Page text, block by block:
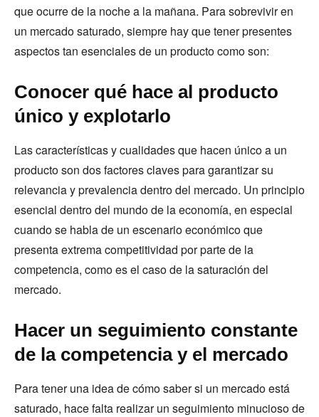
que ocurre de la noche a la mañana. Para sobrevivir en
un mercado saturado, siempre hay que tener presentes
aspectos tan esenciales de un producto como son:
Conocer qué hace al producto
único y explotarlo
Las características y cualidades que hacen único a un
producto son dos factores claves para garantizar su
relevancia y prevalencia dentro del mercado. Un principio
esencial dentro del mundo de la economía, en especial
cuando se habla de un escenario económico que
presenta extrema competitividad por parte de la
competencia, como es el caso de la saturación del
mercado.
Hacer un seguimiento constante
de la competencia y el mercado
Para tener una idea de cómo saber si un mercado está
saturado, hace falta realizar un seguimiento minucioso de